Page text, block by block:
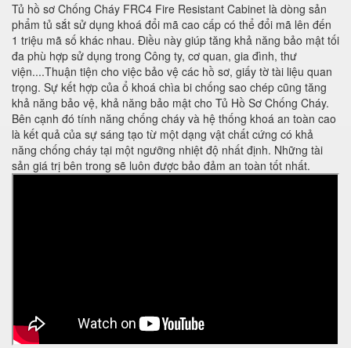
Tủ hồ sơ Chống Cháy FRC4 Fire Resistant Cabinet là dòng sản
phẩm tủ sắt sử dụng khoá đổi mã cao cấp có thể đổi mã lên đến
1 triệu mã số khác nhau. Điều này giúp tăng khả năng bảo mật tối
đa phù hợp sử dụng trong Công ty, cơ quan, gia đình, thư
viện....Thuận tiện cho việc bảo vệ các hồ sơ, giấy tờ tài liệu quan
trọng. Sự kết hợp của ổ khoá chìa bi chống sao chép cũng tăng
khả năng bảo vệ, khả năng bảo mật cho Tủ Hồ Sơ Chống Cháy.
Bên cạnh đó tính năng chống cháy và hệ thống khoá an toàn cao
là kết quả của sự sáng tạo từ một dạng vật chất cứng có khả
năng chống cháy tại một ngưỡng nhiệt độ nhất định. Những tài
sản giá trị bên trong sẽ luôn được bảo đảm an toàn tốt nhất.